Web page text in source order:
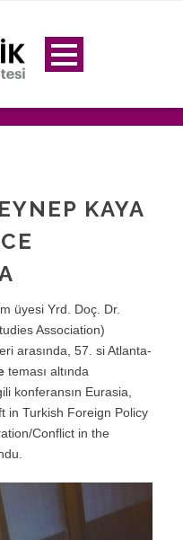
KAYA
üyesi Yrd. Doç. Dr.
Association)
arasında, 57. si Atlanta-
teması altında
konferansın Eurasia,
in Turkish Foreign Policy
Conflict in the